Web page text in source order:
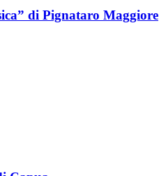
di Pignataro Maggiore